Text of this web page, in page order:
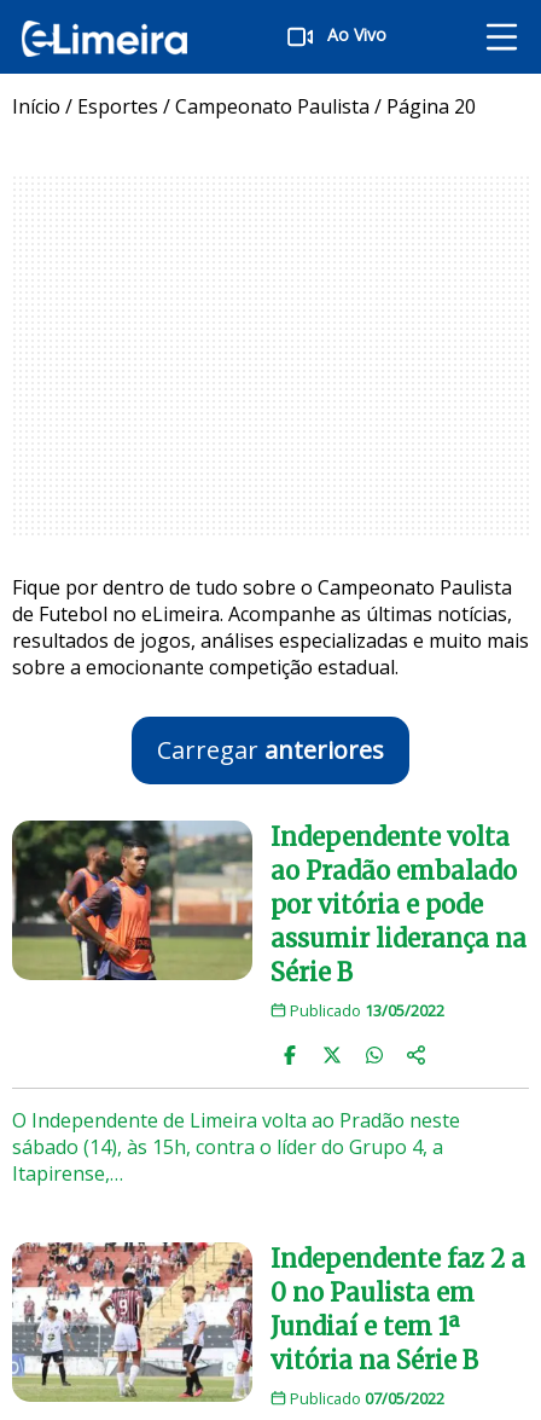
Ao Vivo
Início / Esportes /Campeonato Paulista / Página 20
Fique por dentro de tudo sobre o Campeonato Paulista
de Futebol no eLimeira. Acompanhe as últimas notícias,
resultados de jogos, análises especializadas e muito mais
sobre a emocionante competição estadual.
Carregar anteriores
Independente volta
ao Pradão embalado
por vitória e pode
assumir liderança na
Série B
Publicado 13/05/2022
O Independente de Limeira volta ao Pradão neste
sábado (14), às 15h, contra o líder do Grupo 4, a
Itapirense,…
Independente faz 2 a
0 no Paulista em
Jundiaí e tem 1ª
vitória na Série B
Publicado 07/05/2022